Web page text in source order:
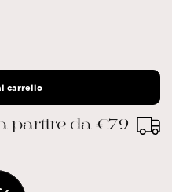
carrello
partire da €79